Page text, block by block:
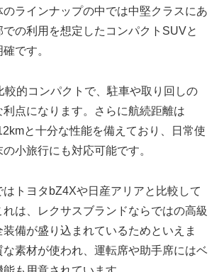
ラインナップの中では中堅クラスにあ
の利用を想定したコンパクトSUVと
です。
較的コンパクトで、駐車や取り回しの
利点になります。さらに航続距離は
と十分な性能を備えており、日常使
小旅行にも対応可能です。
トヨタbZ4Xや日産アリアと比較して
は、レクサスブランドならではの高級
備が盛り込まれているためといえま
素材が使われ、運転席や助手席にはベ